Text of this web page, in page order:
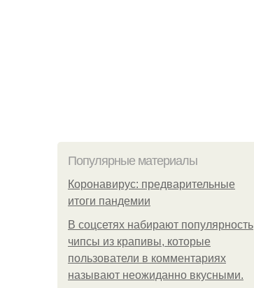
Популярные материалы
Коронавирус: предварительные
итоги пандемии
В соцсетях набирают популярность
чипсы из крапивы, которые
пользователи в комментариях
называют неожиданно вкусными.